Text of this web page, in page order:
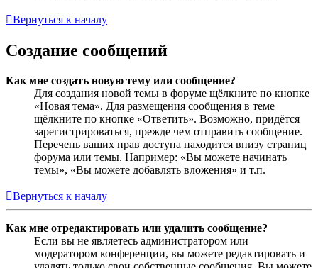
Вернуться к началу
Создание сообщений
Как мне создать новую тему или сообщение?
Для создания новой темы в форуме щёлкните по кнопке
«Новая тема». Для размещения сообщения в теме
щёлкните по кнопке «Ответить». Возможно, придётся
зарегистрироваться, прежде чем отправить сообщение.
Перечень ваших прав доступа находится внизу страниц
форума или темы. Например: «Вы можете начинать
темы», «Вы можете добавлять вложения» и т.п.
Вернуться к началу
Как мне отредактировать или удалить сообщение?
Если вы не являетесь администратором или
модератором конференции, вы можете редактировать и